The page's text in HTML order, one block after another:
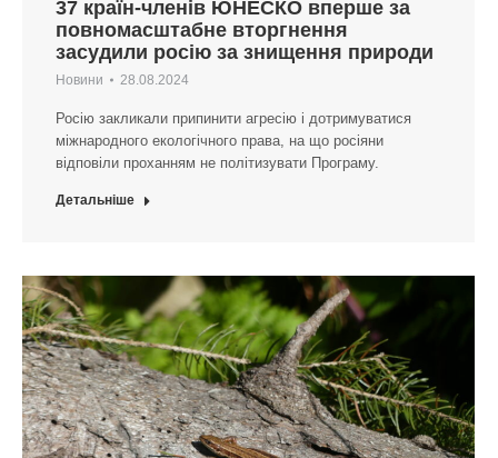
37 країн-членів ЮНЕСКО вперше за
повномасштабне вторгнення
засудили росію за знищення природи
Новини 28.08.2024
Росію закликали припинити агресію і дотримуватися
міжнародного екологічного права, на що росіяни
відповіли проханням не політизувати Програму.
Детальніше